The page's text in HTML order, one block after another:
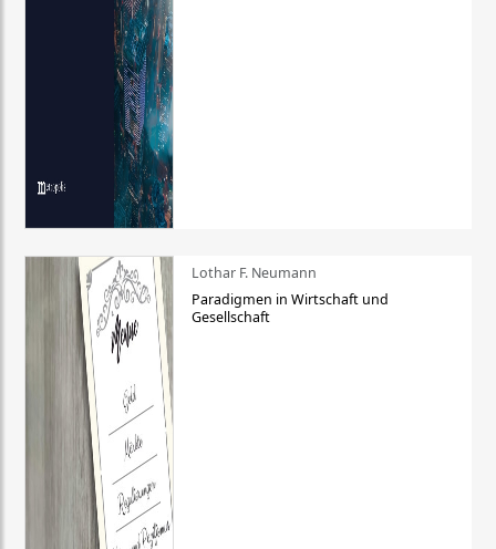
Lothar F. Neumann
Paradigmen in Wirtschaft und
Gesellschaft